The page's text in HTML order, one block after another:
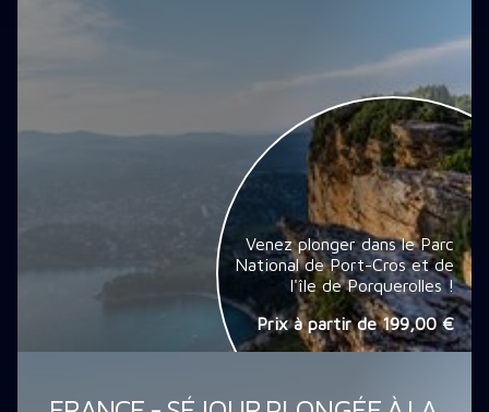
Venez plonger dans le Parc
National de Port-Cros et de
l'île de Porquerolles !
Prix à partir de199,00 €